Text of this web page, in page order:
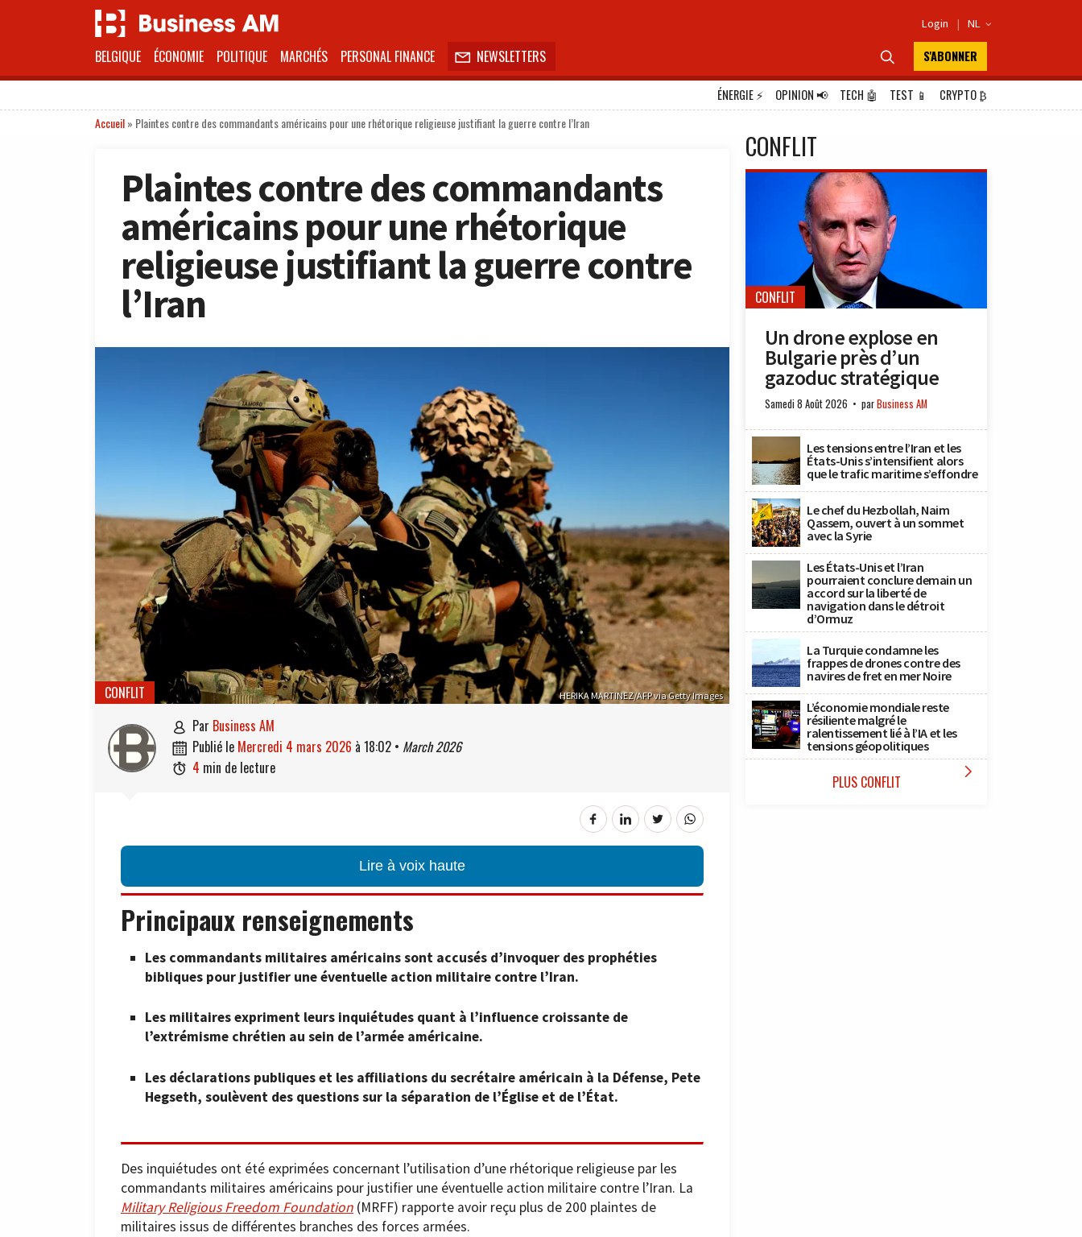
Login | NL 
BELGIQUE ÉCONOMIE POLITIQUE MARCHÉS PERSONAL FINANCE  NEWSLETTERS  S'ABONNER
ÉNERGIE⚡ OPINION📢 TECH 🤖 TEST 📱 CRYPTO₿
Accueil» Plaintes contre des commandants américains pour une rhétorique religieuse justifiant la guerre contre l’Iran
Plaintes contre des commandants
américains pour une rhétorique
religieuse justifiant la guerre contre
l’Iran
HERIKA MARTINEZ/AFP via Getty Images
CONFLIT
 par Business AM
 publié le mercredi 4 mars 2026 à 18:02 • March 2026
 4 min de lecture
Lire à voix haute
Principaux renseignements
Les commandants militaires américains sont accusés d’invoquer des prophéties
bibliques pour justifier une éventuelle action militaire contre l’Iran.
Les militaires expriment leurs inquiétudes quant à l’influence croissante de
l’extrémisme chrétien au sein de l’armée américaine.
Les déclarations publiques et les affiliations du secrétaire américain à la Défense, Pete
Hegseth, soulèvent des questions sur la séparation de l’Église et de l’État.
Des inquiétudes ont été exprimées concernant l’utilisation d’une rhétorique religieuse par les
commandants militaires américains pour justifier une éventuelle action militaire contre l’Iran. La
Military Religious Freedom Foundation (MRFF) rapporte avoir reçu plus de 200 plaintes de
militaires issus de différentes branches des forces armées.
CONFLIT
CONFLIT
Un drone explose en
Bulgarie près d’un
gazoduc stratégique
Samedi 8 Août 2026 parBusiness AM
Les tensions entre l’Iran et les
États-Unis s’intensifient alors
que le trafic maritime s’effondre
Le chef du Hezbollah, Naim
Qassem, ouvert à un sommet
avec la Syrie
Les États-Unis et l’Iran
pourraient conclure demain un
accord sur la liberté de
navigation dans le détroit
d’Ormuz
La Turquie condamne les
frappes de drones contre des
navires de fret en mer Noire
L’économie mondiale reste
résiliente malgré le
ralentissement lié à l’IA et les
tensions géopolitiques
PLUS CONFLIT 